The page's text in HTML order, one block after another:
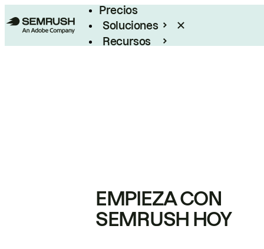
Precios
Soluciones
Recursos
EMPIEZA CON
SEMRUSH HOY